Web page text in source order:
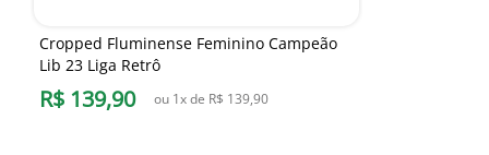
Cropped Fluminense Feminino Campeão
Lib 23 Liga Retrô
R$ 139,90 ou 1x de R$ 139,90